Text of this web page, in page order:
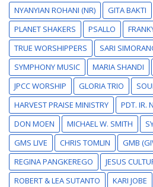
NYANYIAN ROHANI (NR) GITA BAKTI
PLANET SHAKERS
PSALLO
TRUE WORSHIPPERS
SARI
SYMPHONY MUSIC
MARIA SHANDI
JPCC WORSHIP
GLORIA TRIO
HARVEST PRAISE MINISTRY
PDT. IR.
DON MOEN
MICHAEL W. SMITH
GMS LIVE
CHRIS TOMLIN
GMB
REGINA PANGKEREGO
JESUS
ROBERT & LEA SUTANTO
KARI JOBE